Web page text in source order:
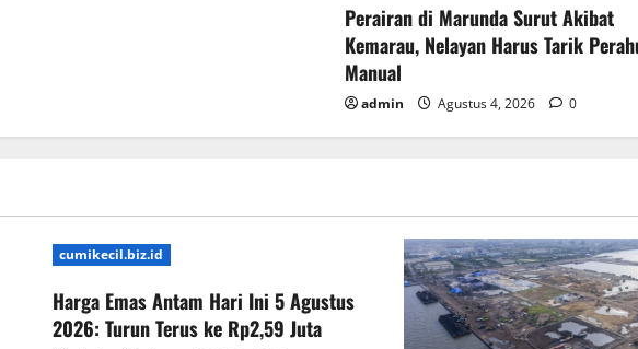
Perairan di Marunda Surut Akibat
Kemarau, Nelayan Harus Tarik
Manual
admin Agustus 4, 2026 0
cumikecil.biz.id
Harga Emas Antam Hari Ini 5 Agustus
2026: Turun Terus ke Rp2,59 Juta